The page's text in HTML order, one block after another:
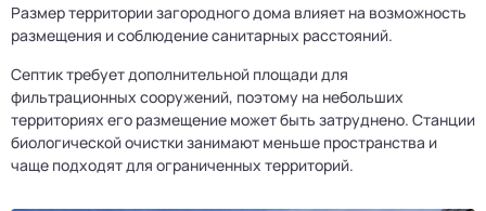
Размер территории загородного дома влияет на возможность
размещения и соблюдение санитарных расстояний.
Септик требует дополнительной площади для
фильтрационных сооружений, поэтому на небольших
территориях его размещение может быть затруднено. Станции
биологической очистки занимают меньше пространства и
чаще подходят для ограниченных территорий.